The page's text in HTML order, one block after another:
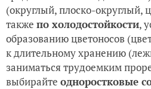
(округлый, плоско-округлый,
также по холодостойкости,
образованию цветоносов
к длительному хранению
заниматься трудоемким
выбирайте одноростковые